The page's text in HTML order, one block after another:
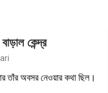
কেন্দ্র
তাঁর অবসর নেওয়ার কথা ছিল।